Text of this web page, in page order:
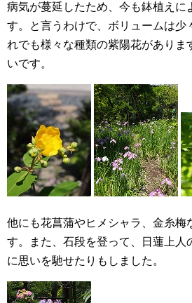
病気が蔓延したため、今も鉢植えに
す。と言うわけで、ボリュームは少
れでも様々な種類の紫陽花がありま
いです。
他にも花菖蒲やヒメシャラ、金糸梅
す。また、石段を登って、日蓮上人
に思いを馳せたりもしました。